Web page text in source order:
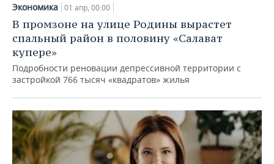
Экономика 01 апр, 00:00
В промзоне на улице Родины вырастет
спальный район в половину «Салават
купере»
Подробности реновации депрессивной территории с
застройкой 766 тысяч «квадратов» жилья